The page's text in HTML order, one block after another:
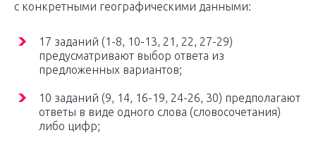
с конкретными географическими данными:
17 заданий (1-8, 10-13, 21, 22, 27-29)
предусматривают выбор ответа из
предложенных вариантов;
10 заданий (9, 14, 16-19, 24-26, 30) предполагают
ответы в виде одного слова (словосочетания)
либо цифр;